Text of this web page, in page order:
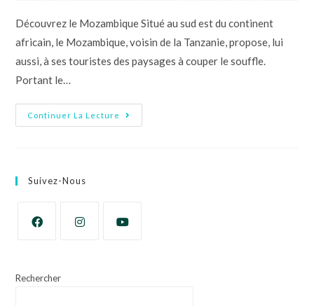
Découvrez le Mozambique Situé au sud est du continent
africain, le Mozambique, voisin de la Tanzanie, propose, lui
aussi, à ses touristes des paysages à couper le souffle.
Portant le…
Continuer La Lecture
Suivez-Nous
Rechercher